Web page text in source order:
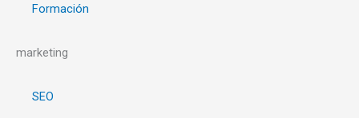
Formación
marketing
SEO